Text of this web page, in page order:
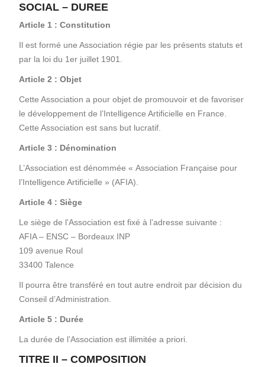
SOCIAL – DUREE
Article 1 : Constitution
Il est formé une Association régie par les présents statuts et
par la loi du 1er juillet 1901.
Article 2 : Objet
Cette Association a pour objet de promouvoir et de favoriser
le développement de l’Intelligence Artificielle en France.
Cette Association est sans but lucratif.
Article 3 : Dénomination
L’Association est dénommée « Association Française pour
l’Intelligence Artificielle » (AFIA).
Article 4 : Siège
Le siège de l’Association est fixé à l’adresse suivante :
AFIA – ENSC – Bordeaux INP
109 avenue Roul
33400 Talence
Il pourra être transféré en tout autre endroit par décision du
Conseil d’Administration.
Article 5 : Durée
La durée de l’Association est illimitée a priori.
TITRE II – COMPOSITION